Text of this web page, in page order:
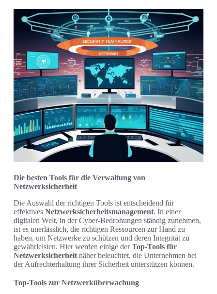
Die besten Tools für die Verwaltung von
Netzwerksicherheit
Die Auswahl der richtigen Tools ist entscheidend für
effektives Netzwerksicherheitsmanagement. In einer
digitalen Welt, in der Cyber-Bedrohungen ständig zunehmen,
ist es unerlässlich, die richtigen Ressourcen zur Hand zu
haben, um Netzwerke zu schützen und deren Integrität zu
gewährleisten. Hier werden einige derTop-Tools für
Netzwerksicherheit näher beleuchtet, die Unternehmen bei
der Aufrechterhaltung ihrer Sicherheit unterstützen können.
Top-Tools zur Netzwerküberwachung